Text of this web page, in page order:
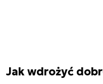
Jak wdrożyć